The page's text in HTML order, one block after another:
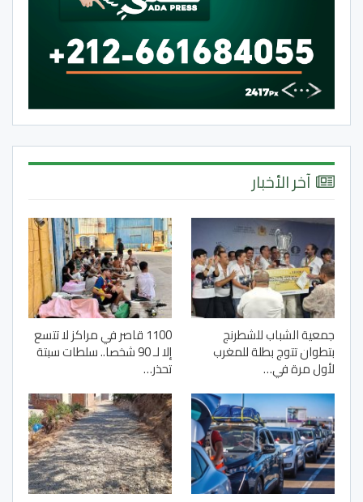
آخر الأخبار
جمعية الشباب للشطرنج
بتطوان تتوج بطلة للمغرب
لأول مرة في…
1100 قاصر في مراكز لا تتسع
إلا لـ 90 شخصا.. سلطات سبتة
تحذر…